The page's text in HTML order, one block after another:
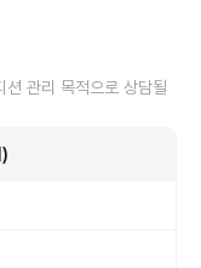
션 관리 목적으로 상담될